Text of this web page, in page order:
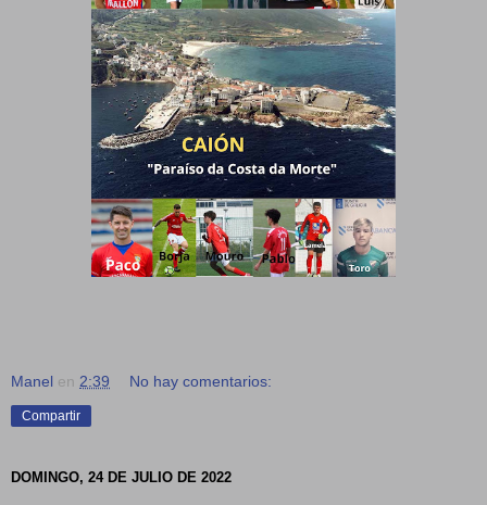
Manel en 2:39 No hay comentarios:
Compartir
DOMINGO, 24 DE JULIO DE 2022